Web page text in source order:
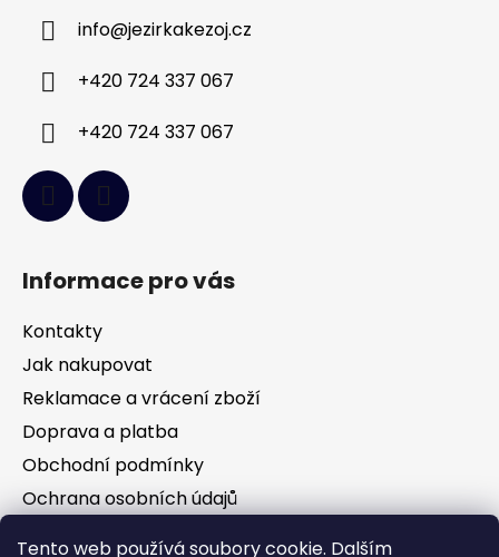
Tento web používá soubory cookie. Dalším
info@jezirkakezoj.cz
+420 724 337 067
+420 724 337 067
Informace pro vás
Kontakty
Jak nakupovat
Reklamace a vrácení zboží
Doprava a platba
Obchodní podmínky
Ochrana osobních údajů